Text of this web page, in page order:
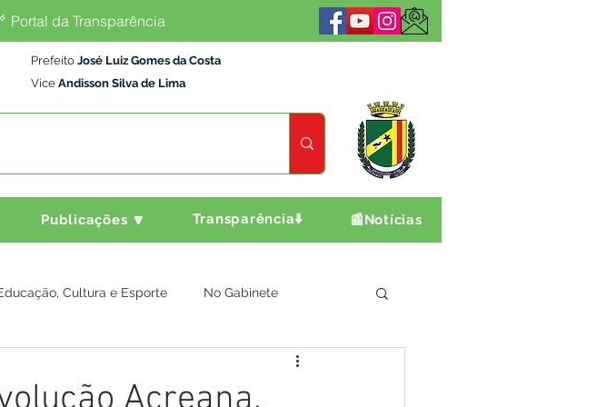
Portal da Transparência
Prefeito José Luiz Gomes da Costa
Vice Andisson Silva de Lima
Publicações 🔽 Transparência⬇️ 📰Notícias
Cultura e Esporte No Gabinete
Agricultura e Produção